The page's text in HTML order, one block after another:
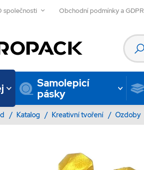
společnosti Obchodní podmínky a GDPR
Samolepicí
pásky
/ Katalog / Kreativní tvoření / Ozdoby